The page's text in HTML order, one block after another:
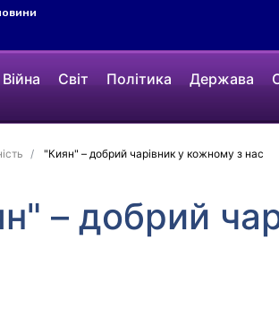
Війна Світ Політика Держава
"Киян" – добрий чарівник у кожному з нас
– добрий